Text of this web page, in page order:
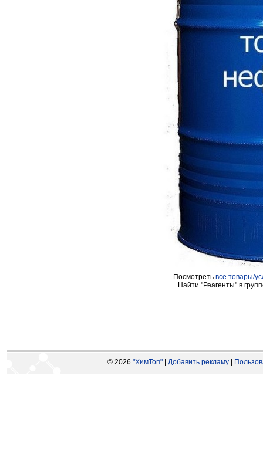
Посмотреть все товары/
Найти "Реагенты" в
© 2026 "ХимТоп" Добавить рекламу